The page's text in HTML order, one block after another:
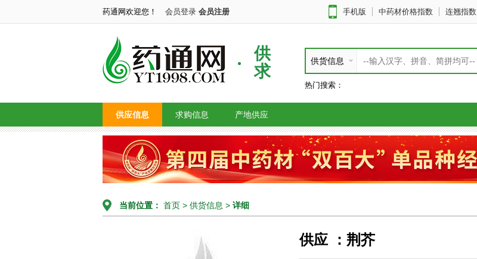
药通网欢迎您！ 会员登录 会员注册 手机版 中药材价格指数 连翘指数
供
求
供货信息
热门搜索：
供应信息 求购信息 产地供应
当前位置： 首页 > 供货信息 > 详细
供应 ：荆芥